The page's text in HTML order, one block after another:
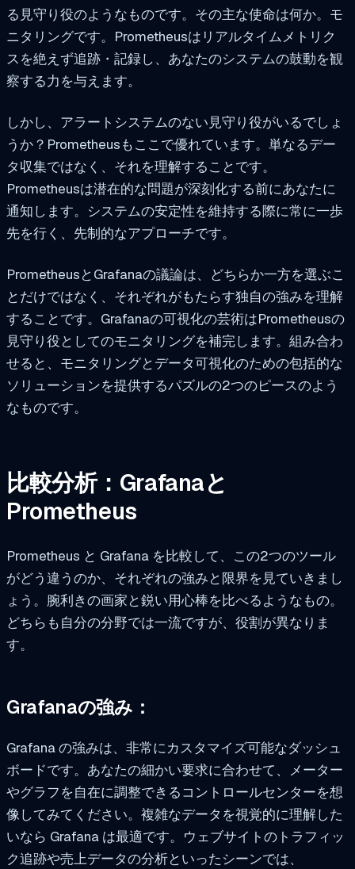
る見守り役のようなものです。その主な使命は何か。モ
ニタリングです。Prometheusはリアルタイムメトリク
スを絶えず追跡・記録し、あなたのシステムの鼓動を観
察する力を与えます。
しかし、アラートシステムのない見守り役がいるでしょ
うか？Prometheusもここで優れています。単なるデー
タ収集ではなく、それを理解することです。
Prometheusは潜在的な問題が深刻化する前にあなたに
通知します。システムの安定性を維持する際に常に一歩
先を行く、先制的なアプローチです。
PrometheusとGrafanaの議論は、どちらか一方を選ぶこ
とだけではなく、それぞれがもたらす独自の強みを理解
することです。Grafanaの可視化の芸術はPrometheusの
見守り役としてのモニタリングを補完します。組み合わ
せると、モニタリングとデータ可視化のための包括的な
ソリューションを提供するパズルの2つのピースのよう
なものです。
比較分析：Grafanaと
Prometheus
Prometheus と Grafana を比較して、この2つのツール
がどう違うのか、それぞれの強みと限界を見ていきまし
ょう。腕利きの画家と鋭い用心棒を比べるようなもの。
どちらも自分の分野では一流ですが、役割が異なりま
す。
Grafanaの強み：
Grafana の強みは、非常にカスタマイズ可能なダッシュ
ボードです。あなたの細かい要求に合わせて、メーター
やグラフを自在に調整できるコントロールセンターを想
像してみてください。複雑なデータを視覚的に理解した
いなら Grafana は最適です。ウェブサイトのトラフィッ
ク追跡や売上データの分析といったシーンでは、